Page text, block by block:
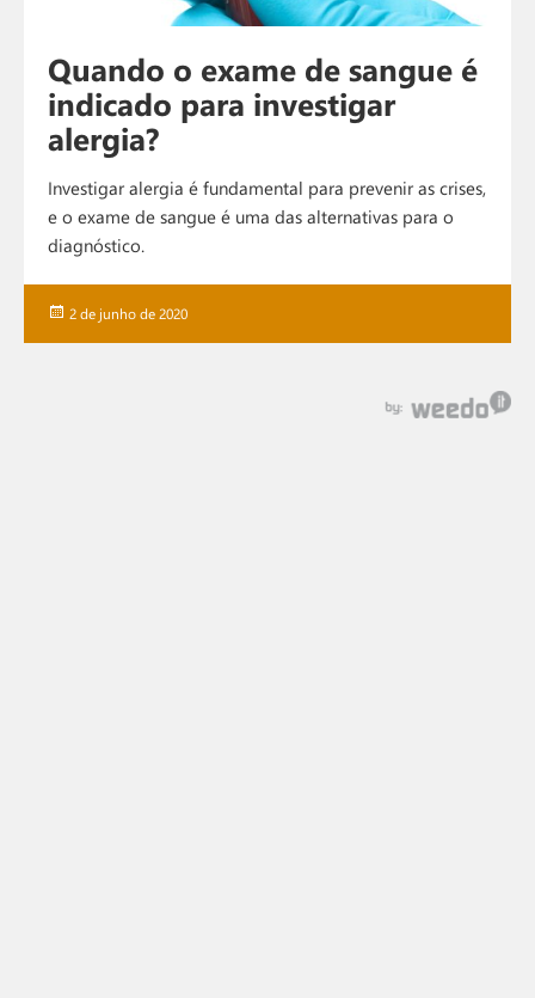
Quando o exame de sangue é
indicado para investigar
alergia?
Investigar alergia é fundamental para prevenir as crises,
e o exame de sangue é uma das alternativas para o
diagnóstico.
Publicado
2 de junho de 2020